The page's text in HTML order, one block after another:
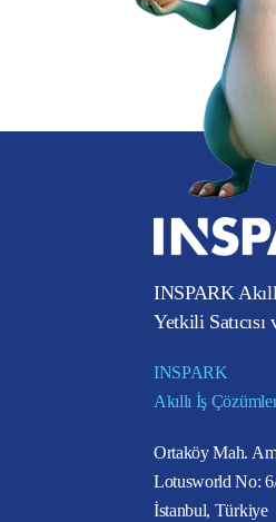
INSPARK
Yetkili
INSPARK
Akıllı İş
Ortaköy Mah.
Lotusworld No:
İstanbul, Türkiye